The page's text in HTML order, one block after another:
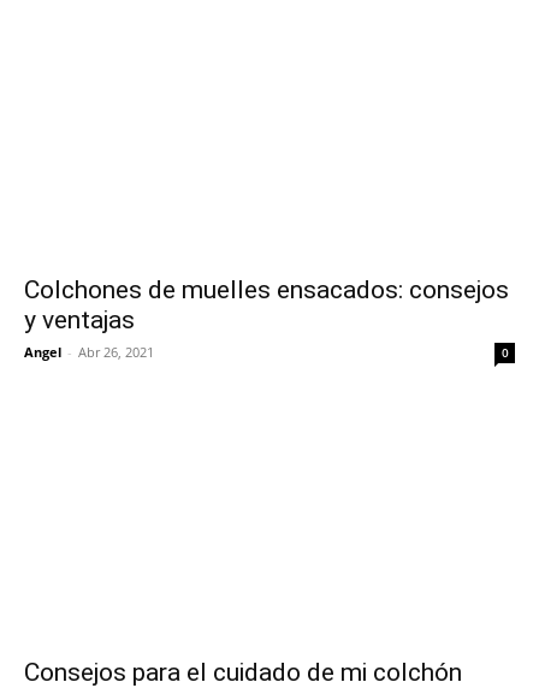
Colchones de muelles ensacados: consejos
y ventajas
Angel - Abr 26, 2021 0
Consejos para el cuidado de mi colchón